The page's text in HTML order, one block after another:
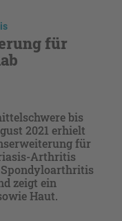
für
bis
2021 erhielt
für
Arthritis
zeigt ein
Haut.